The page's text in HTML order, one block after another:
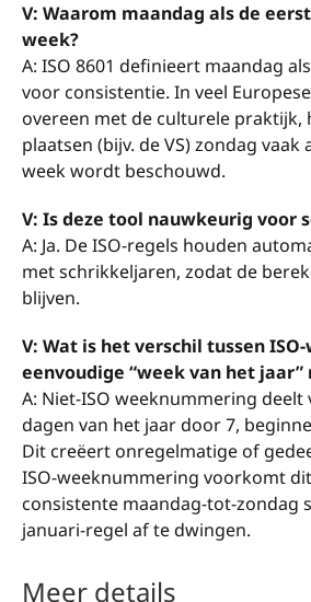
V: Waarom maandag als de
week?
A: ISO 8601 definieert maandag
voor consistentie. In veel
overeen met de culturele praktijk,
plaatsen (bijv. de VS) zondag vaak
week wordt beschouwd.
V: Is deze tool nauwkeurig voor
A: Ja. De ISO-regels houden
met schrikkeljaren, zodat de
blijven.
V: Wat is het verschil tussen
eenvoudige “week van het
A: Niet-ISO weeknummering deelt
dagen van het jaar door 7,
Dit creëert onregelmatige of
ISO-weeknummering voorkomt
consistente maandag-tot-zondag
januari-regel af te dwingen.
Meer details